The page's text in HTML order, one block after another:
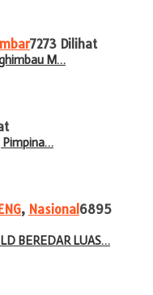
7273 Dilihat
M…
Pimpina…
, Nasional 6895
BEREDAR LUAS…